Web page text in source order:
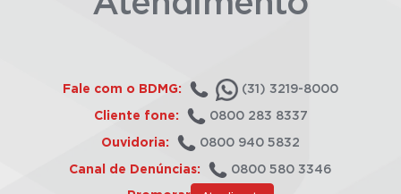
Fale com o BDMG: (31) 3219-8000
Cliente fone: 0800 283 8337
Ouvidoria: 0800 940 5832
Canal de Denúncias: 0800 580 3346